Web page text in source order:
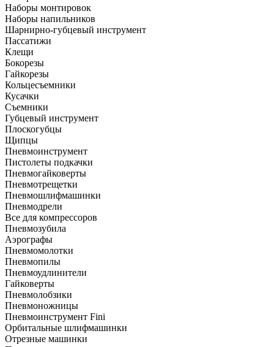
Наборы монтировок
Наборы напильников
Шарнирно-губцевый инструмент
Пассатижи
Клещи
Бокорезы
Гайкорезы
Кольцесъемники
Кусачки
Съемники
Губцевый инструмент
Плоскогубцы
Щипцы
Пневмоинструмент
Пистолеты подкачки
Пневмогайковерты
Пневмотрещетки
Пневмошлифмашинки
Пневмодрели
Все для компрессоров
Пневмозубила
Аэрографы
Пневмомолотки
Пневмопилы
Пневмоудлинители
Гайковерты
Пневмолобзики
Пневмоножницы
Пневмоинструмент Fini
Орбитальные шлифмашинки
Отрезные машинки